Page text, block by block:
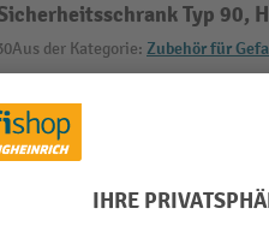
Typ 90,
Aus der Kategorie: Zubehör für